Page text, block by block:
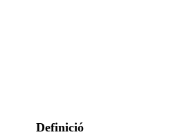
Definició